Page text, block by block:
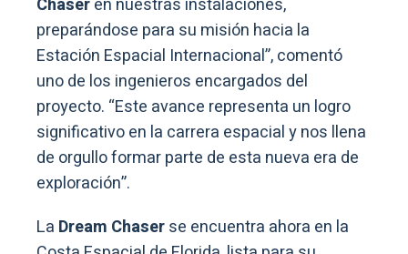
Chaseren nuestras instalaciones,
preparándose para su misión hacia la
Estación Espacial Internacional”, comentó
uno de los ingenieros encargados del
proyecto. “Este avance representa un logro
significativo en la carrera espacial y nos llena
de orgullo formar parte de esta nueva era de
exploración”.
La Dream Chaserse encuentra ahora en la